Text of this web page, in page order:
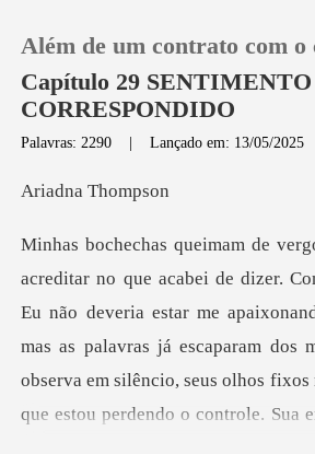
Histórico
Sair
Baixar App
Além de um contrato com o
Capítulo 29 SENTIMENTO
CORRESPONDIDO
Palavras: 2290 |Lançado em: 13/05/2025
na Th
ão deveria estar me
mas as palavras já escaparam dos
observa e